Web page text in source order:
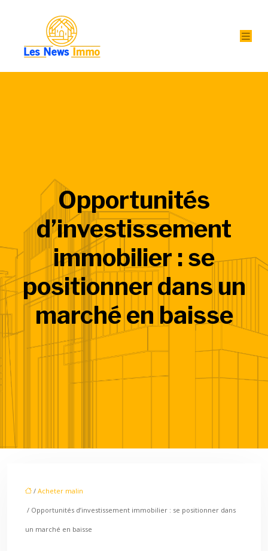
Opportunités
d’investissement
immobilier : se
positionner dans un
marché en baisse
/ Acheter malin
/ Opportunités d’investissement immobilier : se positionner dans
un marché en baisse